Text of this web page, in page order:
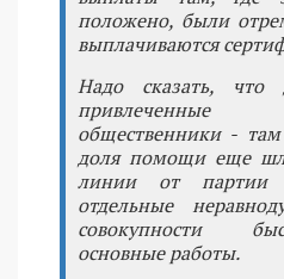
положено, были
выплачиваются
Надо сказать, что
общественники -
доля помощи еще
линии от партии
отдельные
совокупности
основные работы.